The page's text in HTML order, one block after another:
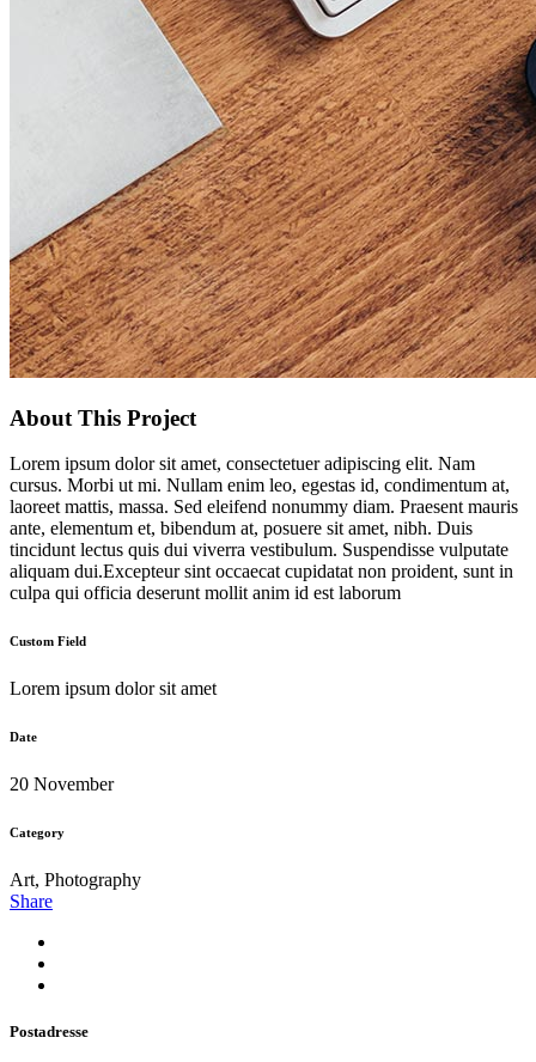
About This Project
Lorem ipsum dolor sit amet, consectetuer adipiscing elit. Nam
cursus. Morbi ut mi. Nullam enim leo, egestas id, condimentum at,
laoreet mattis, massa. Sed eleifend nonummy diam. Praesent mauris
ante, elementum et, bibendum at, posuere sit amet, nibh. Duis
tincidunt lectus quis dui viverra vestibulum. Suspendisse vulputate
aliquam dui.Excepteur sint occaecat cupidatat non proident, sunt in
culpa qui officia deserunt mollit anim id est laborum
Custom Field
Lorem ipsum dolor sit amet
Date
20 November
Category
Art, Photography
Share
Postadresse